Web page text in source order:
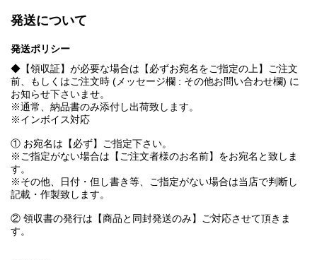
発送について
発送ポリシー
◆【領収証】が必要な場合は【必ずお宛名をご指定の上】ご注文
前、もしくはご注文時 (メッセージ欄 : その他お問い合わせ欄) に
お知らせ下さいませ。
※通常、納品書のみ添付し出荷致します。
※インボイス対応
① お宛名は【必ず】ご指定下さい。
※ご指定がない場合は【ご注文者様のお名前】をお宛名と致しま
す。
※その他、日付・但し書き等、ご指定がない場合は当店で判断し
記載・作製致します。
② 領収書の発行は【商品と同封発送のみ】ご対応させて頂きま
す。